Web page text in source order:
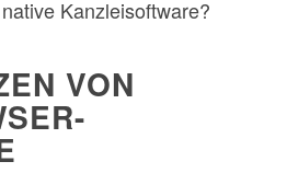
Kanzleisoftware?
VON